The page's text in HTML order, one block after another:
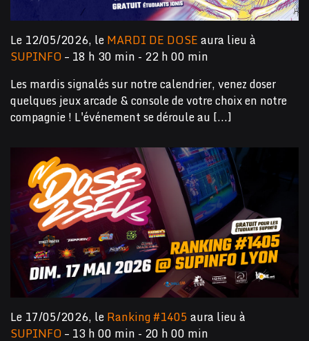
Le 12/05/2026, leMARDI DE DOSEaura lieu à
SUPINFO– 18 h 30 min - 22 h 00 min
Les mardis signalés sur notre calendrier, venez doser
quelques jeux arcade & console de votre choix en notre
compagnie ! L'événement se déroule au [...]
Le 17/05/2026, leRanking #1405 aura lieu à
SUPINFO– 13 h 00 min - 20 h 00 min